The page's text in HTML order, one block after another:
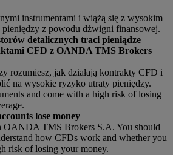
instrumentami i wiążą się z wysokim
z powodu dźwigni finansowej.
detalicznych traci pieniądze
CFD z OANDA TMS Brokers
rozumiesz, jak działają kontrakty CFD i
na wysokie ryzyko utraty pieniędzy.
and come with a high risk of losing
lose money
OANDA TMS Brokers S.A. You should
how CFDs work and whether you
risk of losing your money.